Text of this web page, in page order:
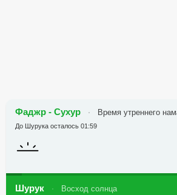
Фаджр - Сухур Время утреннего
До Шурука осталось 01:59
Шурук Восход солнца